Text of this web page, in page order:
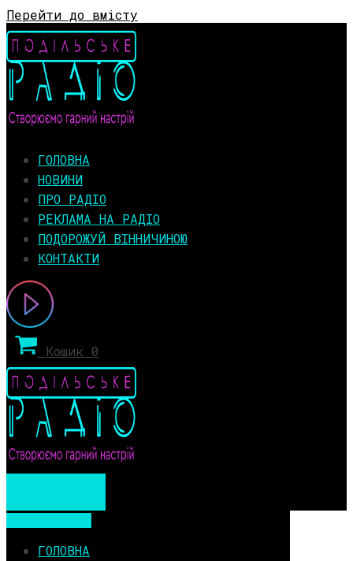
Перейти до вмісту
ГОЛОВНА
НОВИНИ
ПРО РАДІО
РЕКЛАМА НА РАДІО
ПОДОРОЖУЙ ВІННИЧИНОЮ
КОНТАКТИ
Кошик 0
ГОЛОВНА